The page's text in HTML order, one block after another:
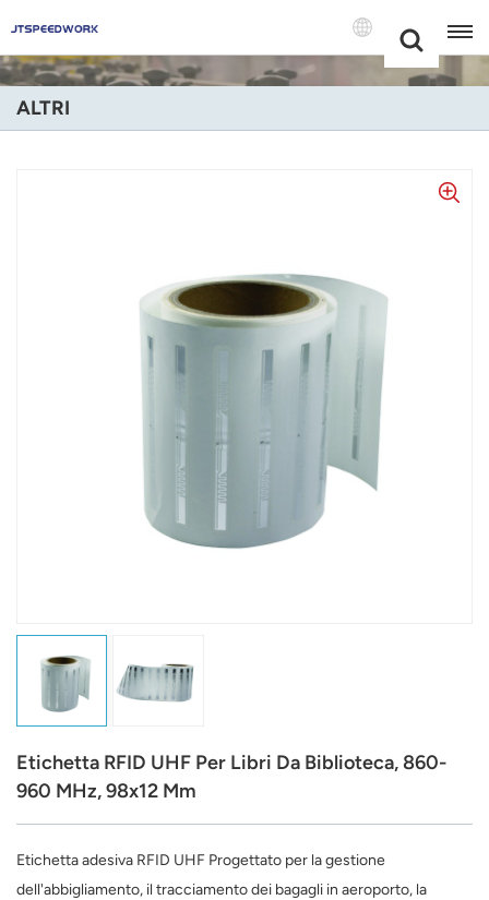
+86 -18681515767
English
Русский
Italiano
Español
عربي
Melayu
Polski
แบบไทย
ALTRI
Etichetta RFID UHF Per Libri Da Biblioteca, 860-
960 MHz, 98x12 Mm
Etichetta adesiva RFID UHF Progettato per la gestione
dell'abbigliamento, il tracciamento dei bagagli in aeroporto, la